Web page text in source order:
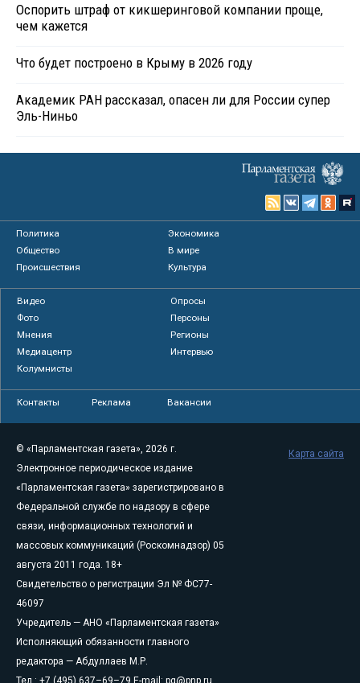
Оспорить штраф от кикшеринговой компании проще,
чем кажется
Что будет построено в Крыму в 2026 году
Академик РАН рассказал, опасен ли для России супер
Эль-Ниньо
Политика
Экономика
Общество
В мире
Происшествия
Культура
Видео
Опросы
Фото
Персоны
Мнения
Регионы
Медиацентр
Интервью
Колумнисты
Контакты Реклама Вакансии
© «Парламентская газета», 2026 г.
Электронное периодическое издание
«Парламентская газета» зарегистрировано в
Федеральной службе по надзору в сфере
связи, информационных технологий и
массовых коммуникаций (Роскомнадзор) 05
августа 2011 года. 18+
Свидетельство о регистрации Эл № ФС77-
46097
Учредитель — АНО «Парламентская газета»
Исполняющий обязанности главного
редактора — Абдуллаев М.Р.
Тел.: +7 (495) 637–69–79 E-mail: pg@pnp.ru
Карта сайта